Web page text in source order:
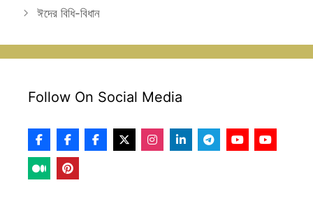
ঈদের বিধি-বিধান
Follow On Social Media